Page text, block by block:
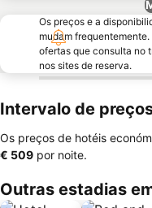
Os preços e a
mudam
ofertas que consulta no
nos sites de reserva.
Intervalo de
Os preços de hotéis
‎€ 509 por noite.
Outras estadias